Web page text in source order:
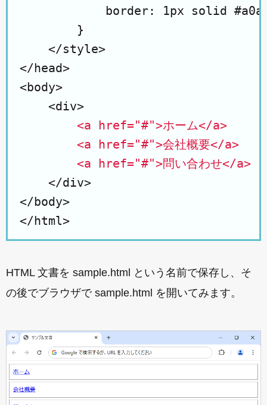
border: 1px solid
        }
    </style>
</head>
<body>
    <div>
<a href="#">ホーム</a>
        <a href="#">会社概要</a>
        <a href="#">問い合わせ</a>
    </div>
</body>
HTML 文書を sample.html という名前で保存し、そ
の後でブラウザで sample.html を開いてみます。